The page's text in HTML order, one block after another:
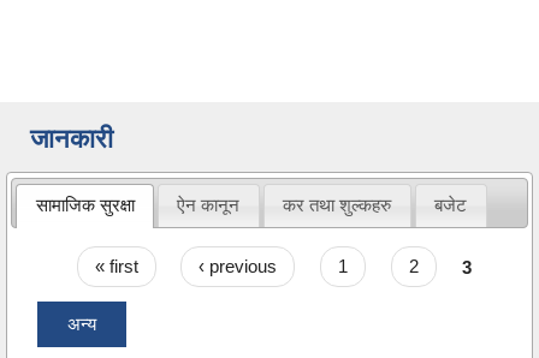
जानकारी
सामाजिक सुरक्षा ऐन कानून कर तथा शुल्कहरु बजेट
Pages
« first ‹ previous 1 2 3
अन्य